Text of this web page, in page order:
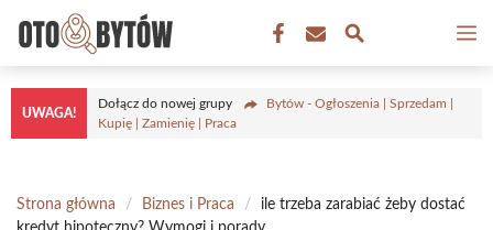
treści
UWAGA!
Dołącz do nowej grupy
Bytów - Ogłoszenia | Sprzedam |
Kupię | Zamienię | Praca
Strona główna / Biznes i Praca /
ile trzeba zarabiać żeby dostać